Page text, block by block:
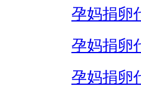
孕妈捐卵
孕妈捐卵
孕妈捐卵